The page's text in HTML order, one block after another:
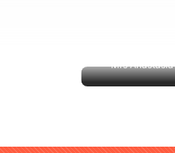
Mrs